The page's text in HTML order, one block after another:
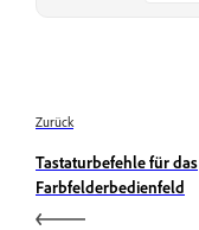
Zurück
Tastaturbefehle für das
Farbfelderbedienfeld